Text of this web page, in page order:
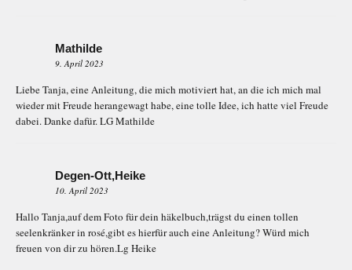
Mathilde
9. April 2023
Liebe Tanja, eine Anleitung, die mich motiviert hat, an die ich mich mal
wieder mit Freude herangewagt habe, eine tolle Idee, ich hatte viel Freude
dabei. Danke dafür. LG Mathilde
Degen-Ott,Heike
10. April 2023
Hallo Tanja,auf dem Foto für dein häkelbuch,trägst du einen tollen
seelenkränker in rosé,gibt es hierfür auch eine Anleitung? Würd mich
freuen von dir zu hören.Lg Heike